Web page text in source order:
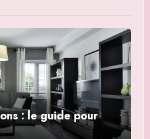
: le guide pour